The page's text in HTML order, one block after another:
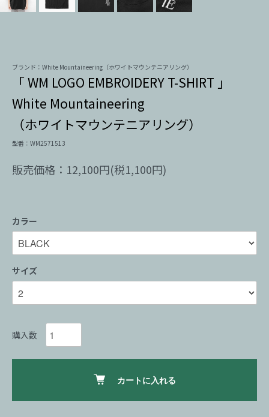
ブランド：White Mountaineering（ホワイトマウンテニアリング）
「 WM LOGO EMBROIDERY T-SHIRT 」
White Mountaineering
（ホワイトマウンテニアリング）
型番：WM2571513
販売価格：12,100円(税1,100円)
カラー
サイズ
購入数
カートに入れる